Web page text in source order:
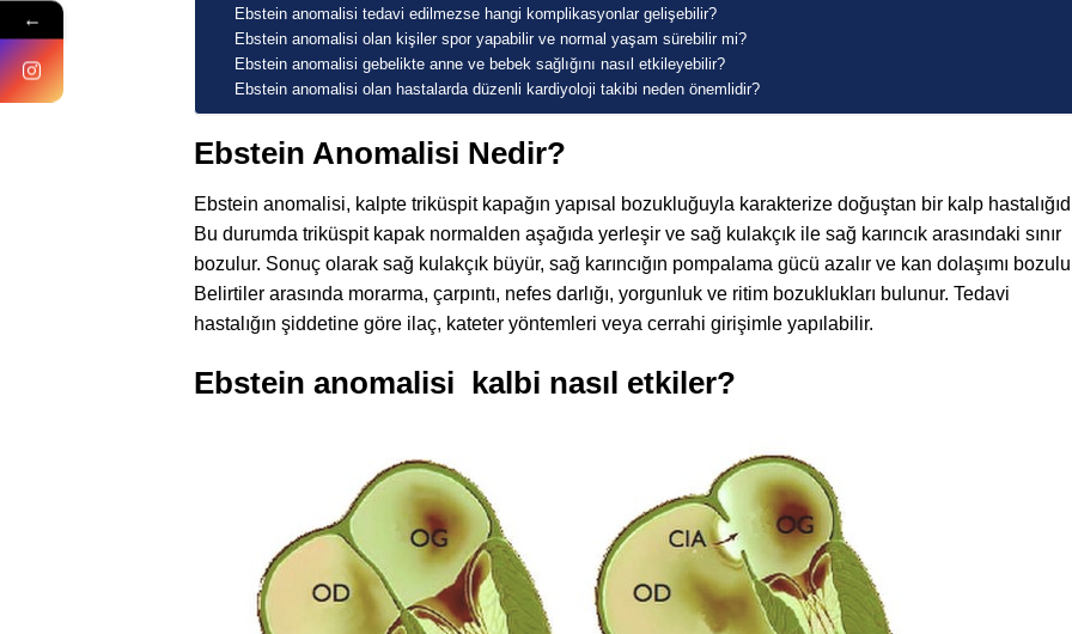
Ebstein anomalisi tedavi edilmezse hangi komplikasyonlar gelişebilir?
Ebstein anomalisi olan kişiler spor yapabilir ve normal yaşam sürebilir mi?
Ebstein anomalisi gebelikte anne ve bebek sağlığını nasıl etkileyebilir?
Ebstein anomalisi olan hastalarda düzenli kardiyoloji takibi neden önemlidir?
Ebstein Anomalisi Nedir?
Ebstein anomalisi, kalpte triküspit kapağın yapısal bozukluğuyla karakterize doğuştan bir kalp
Bu durumda triküspit kapak normalden aşağıda yerleşir ve sağ kulakçık ile sağ karıncık arasındaki sınır
bozulur. Sonuç olarak sağ kulakçık büyür, sağ karıncığın pompalama gücü azalır ve kan dolaşımı
Belirtiler arasında morarma, çarpıntı, nefes darlığı, yorgunluk ve ritim bozuklukları bulunur. Tedavi
hastalığın şiddetine göre ilaç, kateter yöntemleri veya cerrahi girişimle yapılabilir.
Ebstein anomalisi kalbi nasıl etkiler?
←